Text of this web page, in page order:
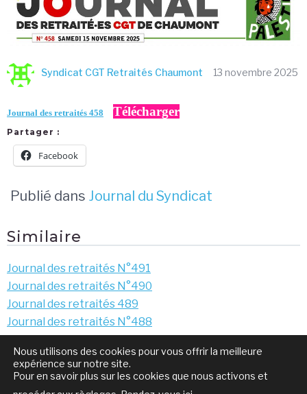
Syndicat CGT Retraités Chaumont 13 novembre 2025
Journal des retraités 458 Télécharger
Partager :
Facebook
Publié dans Journal du Syndicat
Similaire
Journal des retraités N°491
Journal des retraités N°490
Journal des retraités 489
Journal des retraités N°488
Navigation
de
Sentiment d’insécurité ?
Nous utilisons des cookies pour vous offrir la meilleure
expérience sur notre site.
Pour en savoir plus sur les cookies que nous activons et